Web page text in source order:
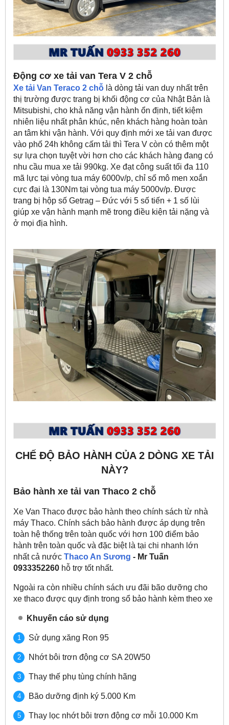
Động cơ xe tải van Tera V 2 chỗ
Xe tải Van Teraco 2 chỗ là dòng tải van duy nhất trên
thị trường được trang bị khối động cơ của Nhật Bản là
Mitsubishi, cho khả năng vận hành ổn định, tiết kiệm
nhiên liệu nhất phân khúc, nên khách hàng hoàn toàn
an tâm khi vận hành. Với quy định mới xe tải van được
vào phố 24h không cấm tải thì Tera V còn có thêm một
sự lựa chọn tuyệt vời hơn cho các khách hàng đang có
nhu cầu mua xe tải 990kg. Xe đạt công suất tối đa 110
mã lực tại vòng tua máy 6000v/p, chỉ số mô men xoắn
cực đại là 130Nm tại vòng tua máy 5000v/p. Được
trang bị hộp số Getrag – Đức với 5 số tiến + 1 số lùi
giúp xe vận hành mạnh mẽ trong điều kiện tải nặng và
ở mọi địa hình.
CHẾ ĐỘ BẢO HÀNH CỦA 2 DÒNG XE TẢI
NÀY?
Bảo hành xe tải van Thaco 2 chỗ
Xe Van Thaco được bảo hành theo chính sách từ nhà
máy Thaco. Chính sách bảo hành được áp dụng trên
toàn hệ thống trên toàn quốc với hơn 100 điểm bảo
hành trên toàn quốc và đặc biệt là tại chi nhanh lớn
nhất cả nước Thaco An Sương - Mr Tuấn
0933352260 hỗ trợ tốt nhất.
Ngoài ra còn nhiều chính sách ưu đãi bão dưỡng cho
xe thaco được quy định trong sổ bảo hành kèm theo xe
Khuyến cáo sử dụng
Sử dụng xăng Ron 95
Nhớt bôi trơn động cơ SA 20W50
Thay thế phụ tùng chính hãng
Bão dưỡng định ký 5.000 Km
Thay lọc nhớt bôi trơn động cơ mỗi 10.000 Km